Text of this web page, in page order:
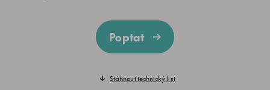
Poptat
Stáhnout technický list